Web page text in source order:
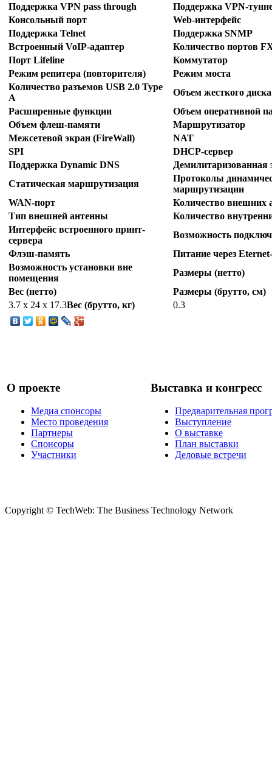
Поддержка VPN pass through
Поддержка VPN-
Консольный порт
Web-интерфейс
Поддержка Telnet
Поддержка SNMP
Встроенный VoIP-адаптер
Количество портов
Порт Lifeline
Коммутатор
Режим репитера (повторителя)
Режим моста
Количество разъемов USB 2.0 Type
A
Объем жесткого диска
Расширенные функции
Объем оперативной
Объем флеш-памяти
Маршрутизатор
Межсетевой экран (FireWall)
NAT
SPI
DHCP-сервер
Поддержка Dynamic DNS
Демилитаризованная
Статическая маршрутизация
Протоколы
маршрутизации
WAN-порт
Количество внешних
Тип внешней антенны
Количество
Интерфейс встроенного принт-
сервера
Возможность
Флэш-память
Питание через
Возможность установки вне
помещения
Размеры (нетто)
Вес (нетто)
Размеры (брутто, см)
3.7 х 24 х 17.3Вес (брутто, кг) 0.3
О проекте
Медиа спонсоры
Место проведения
Партнеры
Спонсоры
Участники
Выставка и конгресс
Предварительная
Выступление
О выставке
План выставки
Деловые встречи
Copyright © TechWeb: The Business Technology Network